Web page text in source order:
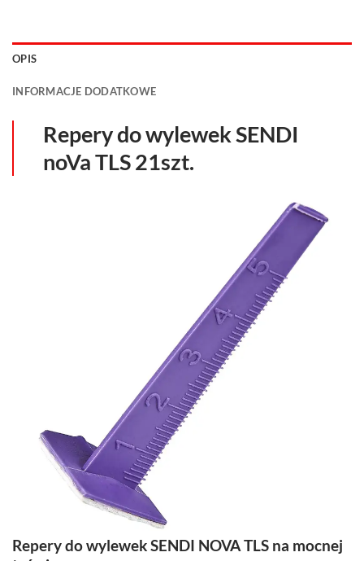
OPIS
INFORMACJE DODATKOWE
Repery do wylewek SENDI
noVa TLS 21szt.
Repery do wylewek SENDI NOVA TLS na mocnej